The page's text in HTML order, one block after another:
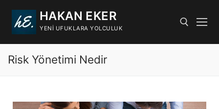
HAKAN EKER
YENI UFUKLARA YOLCULUK
Risk Yönetimi Nedir